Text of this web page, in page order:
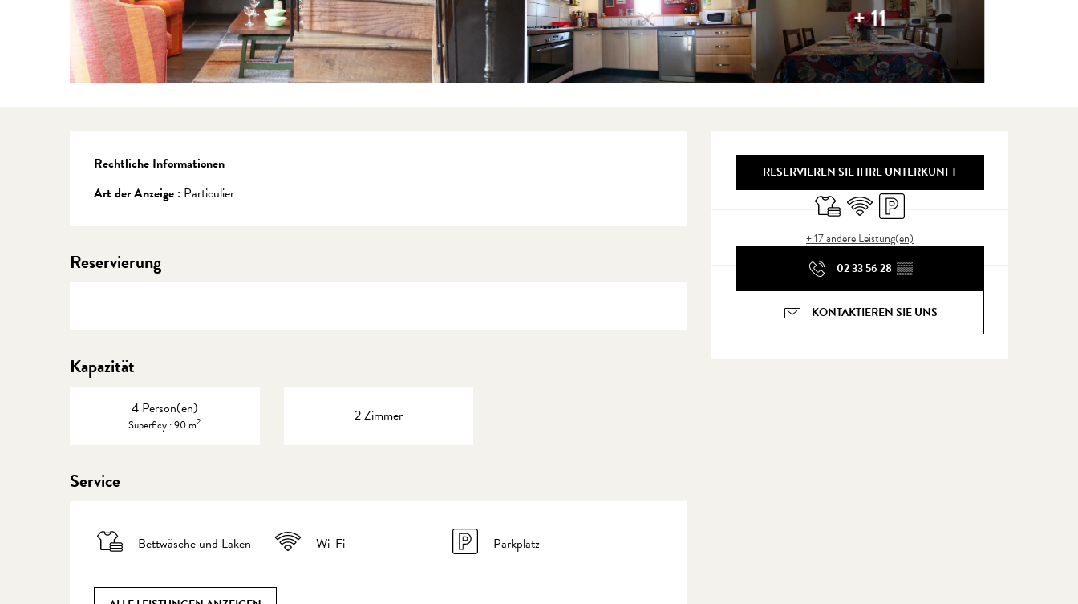
+ 11
Öffnungszeiten &
RESERVIEREN SIE IHRE UNTERKUNFT
Bettwäsche und Laken
Wi-Fi Parkplatz
+ 17 andere Leistung(en)
02 33 56 28 ▒▒
KONTAKTIEREN SIE UNS
Rechtliche Informationen
Rechtliche Informationen
Art der Anzeige : Particulier
Reservierung
Kapazität
4 Person(en)
Superficy : 90 m2 2 Zimmer
Service
Bettwäsche und Laken Wi-Fi Parkplatz